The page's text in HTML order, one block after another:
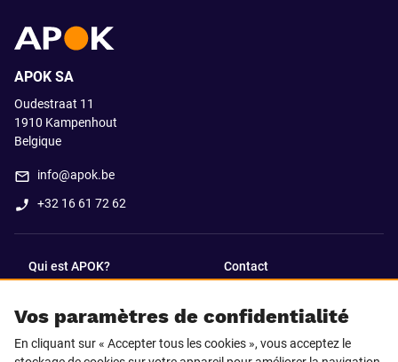
Vos paramètres de confidentialité
En cliquant sur « Accepter tous les cookies », vous acceptez le
APOK SA
Oudestraat 11
1910 Kampenhout
Belgique
info@apok.be
+32 16 61 72 62
Qui est APOK? Contact
SUIVEZ-NOUS SUR